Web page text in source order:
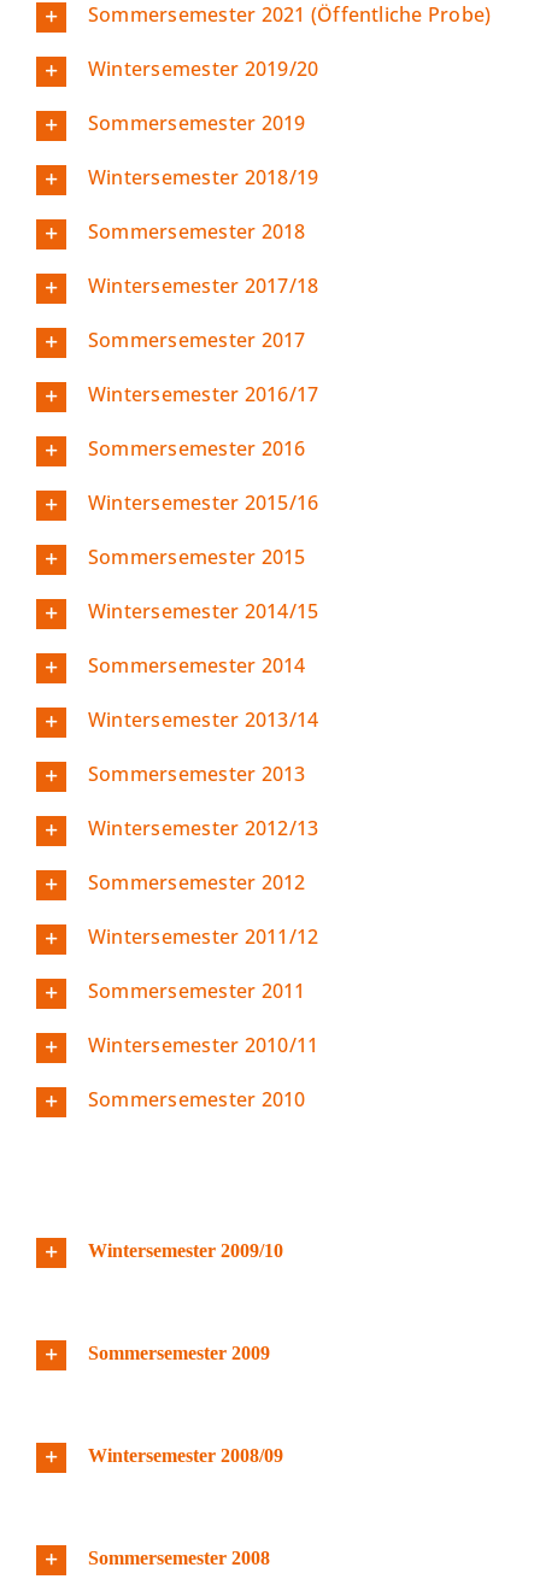
Sommersemester 2021 (Öffentliche Probe)
Wintersemester 2019/20
Sommersemester 2019
Wintersemester 2018/19
Sommersemester 2018
Wintersemester 2017/18
Sommersemester 2017
Wintersemester 2016/17
Sommersemester 2016
Wintersemester 2015/16
Sommersemester 2015
Wintersemester 2014/15
Sommersemester 2014
Wintersemester 2013/14
Sommersemester 2013
Wintersemester 2012/13
Sommersemester 2012
Wintersemester 2011/12
Sommersemester 2011
Wintersemester 2010/11
Sommersemester 2010
Wintersemester 2009/10
Sommersemester 2009
Wintersemester 2008/09
Sommersemester 2008